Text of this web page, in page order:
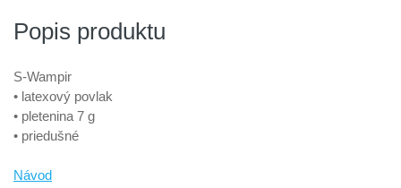
Popis produktu
S-Wampir
• latexový povlak
• pletenina 7 g
• priedušné
Návod